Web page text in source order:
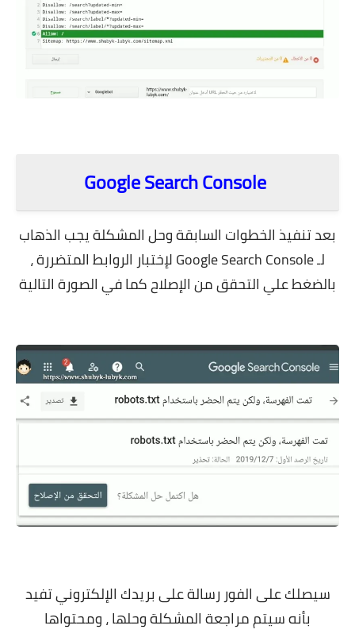
Google Search Console
بعد تنفيذ الخطوات السابقة وحل المشكلة يجب الذهاب
لـ Google Search Console لإختبار الروابط المتضررة ،
بالضغط علي التحقق من الإصلاح كما في الصورة التالية
سيصلك على الفور رسالة على بريدك الإلكتروني تفيد
بأنه سيتم مراجعة المشكلة وحلها ، ومحتواها